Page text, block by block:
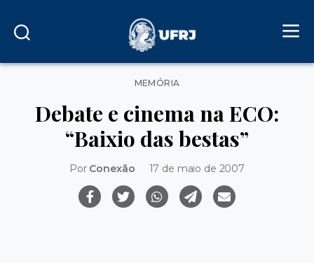
Categorias
MEMÓRIA
Debate e cinema na ECO:
“Baixio das bestas”
Por Conexão 17 de maio de 2007